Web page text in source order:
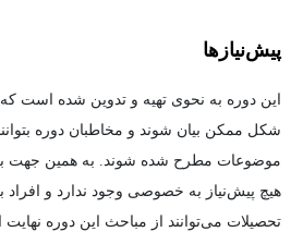
پیش‌نیاز‌ها
این دوره به نحوی تهیه و تدوین شده است
شکل ممکن بیان شوند و مخاطبان دوره
موضوعات مطرح شده شوند. به همین جهت
هیچ پیش‌نیاز به خصوصی وجود ندارد و
تحصیلات می‌توانند از مباحث این دوره نهایت